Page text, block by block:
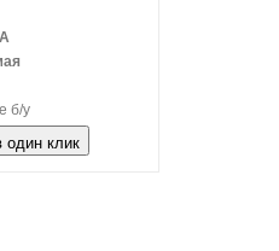
б/у
один клик